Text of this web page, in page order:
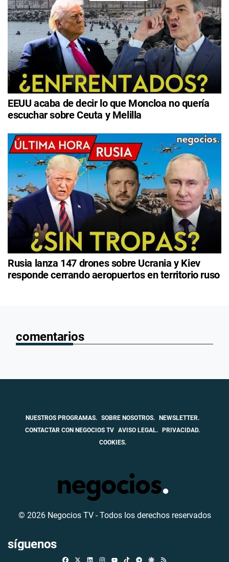
EEUU acaba de decir lo que Moncloa no quería
escuchar sobre Ceuta y Melilla
Rusia lanza 147 drones sobre Ucrania y Kiev
responde cerrando aeropuertos en territorio ruso
comentarios
NUESTROS PROGRAMAS. SOBRE NOSOTROS. NEWSLETTER.
CONTACTAR CON NEGOCIOS TV AVISO LEGAL. PRIVACIDAD.
COOKIES.
© 2026 Negocios TV - Todos los derechos reservados
síguenos
FacebookLinkedinInstagramTikTokTelegramGoogle Discover